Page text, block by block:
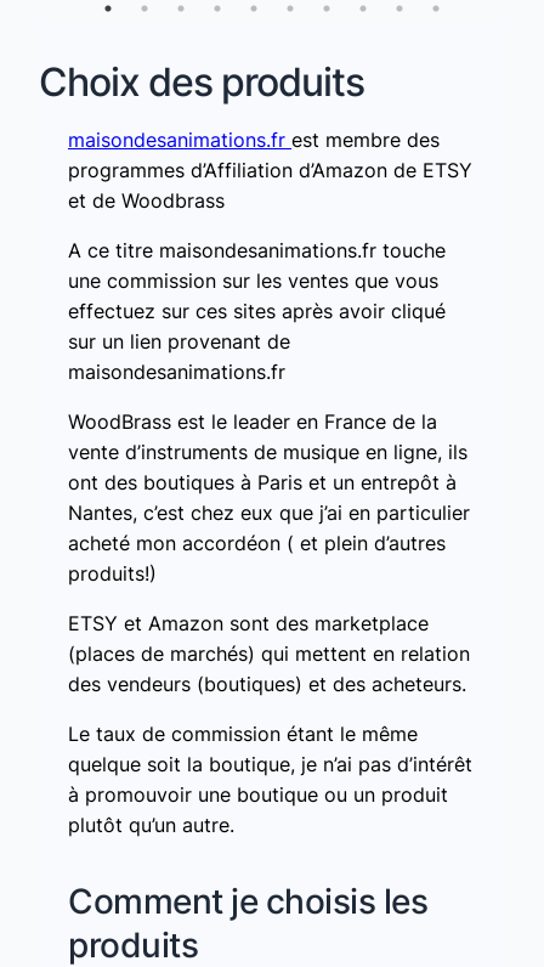
Choix des produits
maisondesanimations.fr est membre des
programmes d’Affiliation d’Amazon de ETSY
et de Woodbrass
A ce titre maisondesanimations.fr touche
une commission sur les ventes que vous
effectuez sur ces sites après avoir cliqué
sur un lien provenant de
maisondesanimations.fr
WoodBrass est le leader en France de la
vente d’instruments de musique en ligne, ils
ont des boutiques à Paris et un entrepôt à
Nantes, c’est chez eux que j’ai en particulier
acheté mon accordéon ( et plein d’autres
produits!)
ETSY et Amazon sont des marketplace
(places de marchés) qui mettent en relation
des vendeurs (boutiques) et des acheteurs.
Le taux de commission étant le même
quelque soit la boutique, je n’ai pas d’intérêt
à promouvoir une boutique ou un produit
plutôt qu’un autre.
Comment je choisis les
produits